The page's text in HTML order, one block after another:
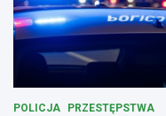
POLICJA PRZESTĘPSTWA